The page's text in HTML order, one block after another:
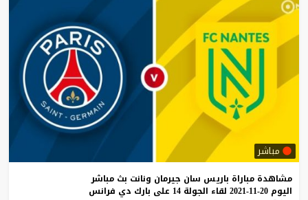
مباشر
مشاهدة مباراة باريس سان جيرمان ونانت بث مباشر
اليوم 20-11-2021 لقاء الجولة 14 على بارك دي فرانس